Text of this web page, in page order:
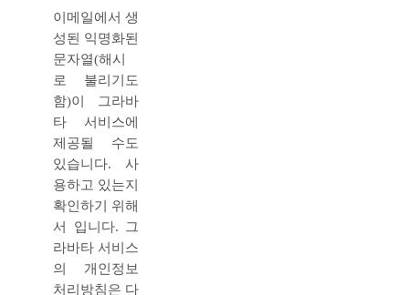
이메일에서 생
성된 익명화된
문자열(해시
로 불리기도
함)이 그라바
타 서비스에
제공될 수도
있습니다. 사
용하고 있는지
확인하기 위해
서 입니다. 그
라바타 서비스
의 개인정보
처리방침은 다